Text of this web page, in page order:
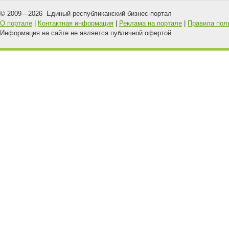
© 2009—2026 Единый республиканский бизнес-портал
О портале
Контактная информация Реклама на портале
Правила
Информация на сайте не является публичной офертой